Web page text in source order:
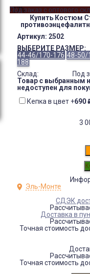
-27%
Под заказ с оптового
Купить Костюм
Артикул: 2502
ВЫБЕРИТЕ РАЗМЕР:
44-46/170-176 48-50/
188
Склад:
Под
Товар с выбранным
недоступен для
Кепка в цвет +690
3
Эль-Монте
СДЭК
Доставка в
Точная стоимость
Точная стоимость